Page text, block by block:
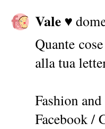
Vale ♥
Quante
alla tua
Fashion
Facebook/